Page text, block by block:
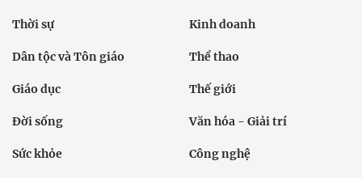
Thời sự Kinh doanh
Dân tộc và Tôn giáo Thể thao
Giáo dục Thế giới
Đời sống Văn hóa - Giải trí
Sức khỏe Công nghệ